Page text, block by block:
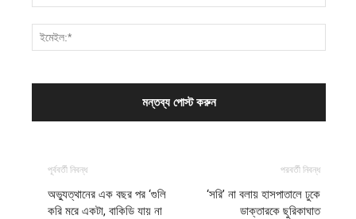
পূর্ববর্তী নিবন্ধ
অভ্যুত্থানের এক বছর পর ‘গুলি
করি মরে একটা, বাকিডি যায় না
পরবর্তী নিবন্ধ
‘সরি’ না বলায় হাসপাতালে ঢুকে
ডাক্তারকে ছুরিকাঘাত